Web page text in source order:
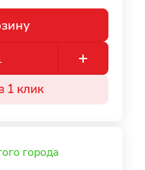
1 клик
города